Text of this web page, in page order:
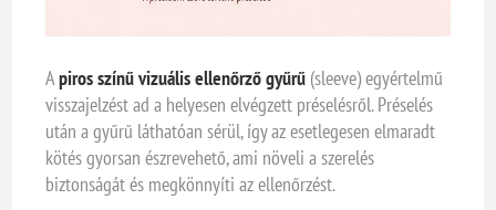
Apiros színű vizuális ellenőrző gyűrű (sleeve) egyértelmű
visszajelzést ad a helyesen elvégzett préselésről. Préselés
után a gyűrű láthatóan sérül, így az esetlegesen elmaradt
kötés gyorsan észrevehető, ami növeli a szerelés
biztonságát és megkönnyíti az ellenőrzést.